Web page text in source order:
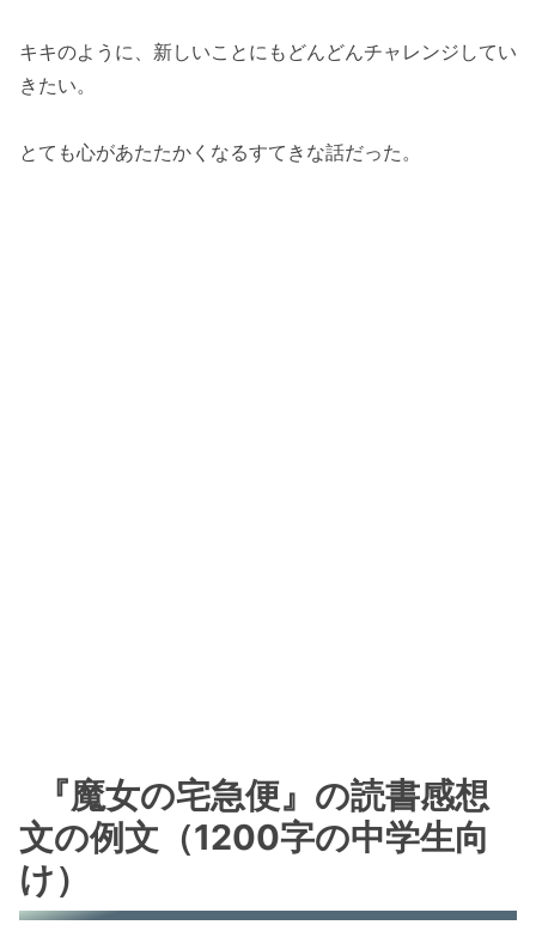
キキのように、新しいことにもどんどんチャレンジしてい
きたい。
とても心があたたかくなるすてきな話だった。
『魔女の宅急便』の読書感想
文の例文（1200字の中学生向
け）